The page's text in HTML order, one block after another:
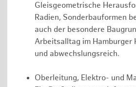
Gleisgeometrische
Radien, Sonderbauformen
auch der besondere
Arbeitsalltag im Hamburger
und abwechslungsreich.
Oberleitung, Elektro- und